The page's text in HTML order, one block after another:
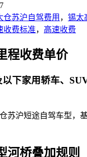
仓苏沪自驾费用 ， 锡太
收费标准， 高速收费
程收费单价
下家用轿车、
苏沪短途自驾车型，基
河桥叠加规则